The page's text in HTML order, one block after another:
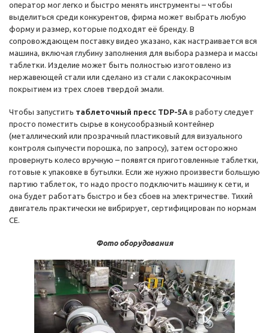
оператор мог легко и быстро менять инструменты – чтобы
выделиться среди конкурентов, фирма может выбрать любую
форму и размер, которые подходят её бренду. В
сопровождающем поставку видео указано, как настраивается вся
машина, включая глубину заполнения для выбора размера и массы
таблетки. Изделие может быть полностью изготовлено из
нержавеющей стали или сделано из стали с лакокрасочным
покрытием из трех слоев твердой эмали.
Чтобы запустить таблеточный пресс TDP-5А в работу следует
просто поместить сырье в конусообразный контейнер
(металлический или прозрачный пластиковый для визуального
контроля сыпучести порошка, по запросу), затем осторожно
провернуть колесо вручную – появятся приготовленные таблетки,
готовые к упаковке в бутылки. Если же нужно произвести большую
партию таблеток, то надо просто подключить машину к сети, и
она будет работать быстро и без сбоев на электричестве. Тихий
двигатель практически не вибрирует, сертифицирован по нормам
CE.
Фото оборудования